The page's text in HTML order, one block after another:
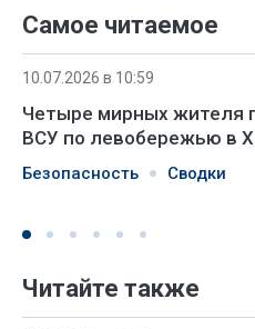
Самое читаемое
10.07.2026 в 10:59
Четыре мирных жителя
ВСУ по левобережью в
Безопасность Сводки
Читайте также